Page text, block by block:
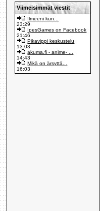
Viimeisimmät viestit
Ilmeeni kun...
23:29
IpesGames on Facebook
21:46
Pikavippi keskustelu
13:03
akuma.fi - anime- ...
14:43
Mikä on ärsyttä...
16:03